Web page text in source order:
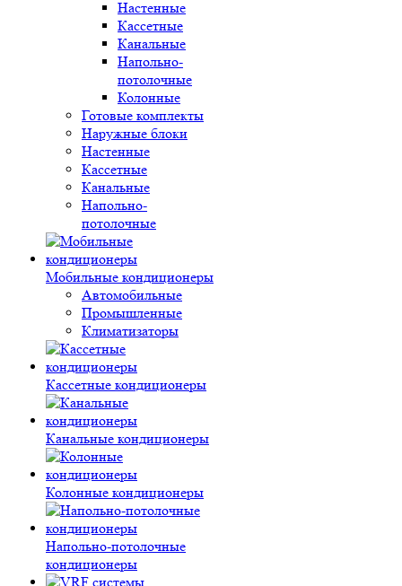
Настенные
Кассетные
Канальные
Напольно-
потолочные
Колонные
Готовые комплекты
Наружные блоки
Настенные
Кассетные
Канальные
Напольно-
потолочные
Мобильные кондиционеры
Автомобильные
Промышленные
Климатизаторы
Кассетные кондиционеры
Канальные кондиционеры
Колонные кондиционеры
Напольно-потолочные
кондиционеры